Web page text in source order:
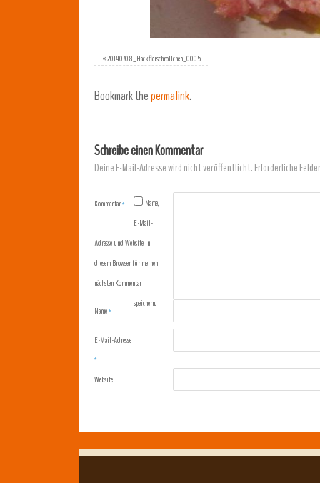
«20140708_Hackfleischröllchen_0005
Bookmark thepermalink.
Schreibe einen Kommentar
Deine E-Mail-Adresse wird nicht veröffentlicht.Erforderliche
Kommentar*
Name*
E-Mail-Adresse
*
Website
Name,
E-Mail-
Adresse und Website in
diesem Browser für meinen
nächsten Kommentar
speichern.